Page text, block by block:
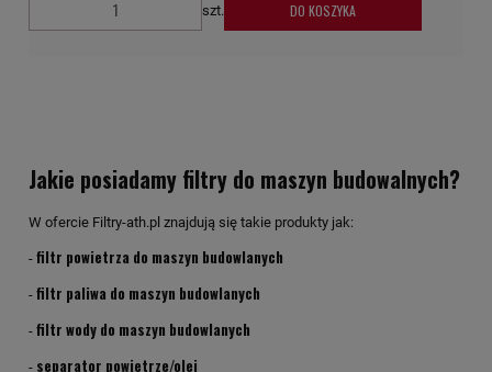
szt. DO KOSZYKA
Jakie posiadamy filtry do maszyn budowalnych?
W ofercie Filtry-ath.pl znajdują się takie produkty jak:
- filtr powietrza do maszyn budowlanych
- filtr paliwa do maszyn budowlanych
- filtr wody do maszyn budowlanych
- separator powietrze/olej